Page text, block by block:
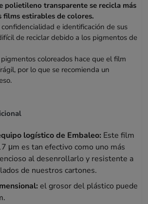
polietileno transparente se recicla más
films estirables de colores.
e identificación de sus
de reciclar debido a los pigmentos de
coloreados hace que el film
por lo que se recomienda un
logístico de Embaleo: Este film
μm es tan efectivo como uno más
al desenrollarlo y resistente a
de nuestros cartones.
el grosor del plástico puede